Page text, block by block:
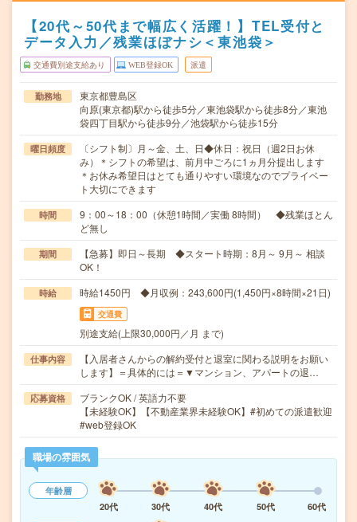
【20代～50代まで幅広く活躍！】TEL受付と
データ入力／残業ほぼナシ＜東池袋＞
交通費別途支給あり WEB登録OK 派遣
勤務地
東京都豊島区
向原(東京都)駅から徒歩5分／東池袋駅から徒歩8分／東池
袋四丁目駅から徒歩9分／池袋駅から徒歩15分
曜日頻度
〔シフト制〕月～金、土、日◆休日：祝日（週2日お休
み）＊シフトの希望は、前月中ごろに1ヵ月分提出します
＊お休み希望日はとても通りやすい環境なのでプライベー
ト大切にできます
時間
9：00～18：00（休憩1時間／実働 8時間） ◆残業ほとん
ど無し
期間
【急募】即日～長期 ◆スタート時期：8月～ 9月～ 相談
OK！
時給 時給1450円 ◆月収例：243,600円(1,450円×8時間×21日)
交通費
別途支給(上限30,000円／月 まで)
仕事内容
【入居者さんからの解約受付と退室に関わる説明をお願い
します】＝具体的には＝▼マンション、アパートの退…
応募資格
ブランクOK / 英語力不要
【未経験OK】【不動産業界未経験OK】#初めての派遣歓迎
#web登録OK
職場の雰囲気
年齢層
20代
30代 40代 50代
60代